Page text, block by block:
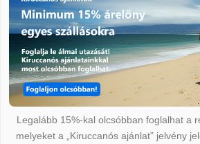
Legalább 15%-kal olcsóbban foglalhat a
melyeket a „Kiruccanós ajánlat” jelvény